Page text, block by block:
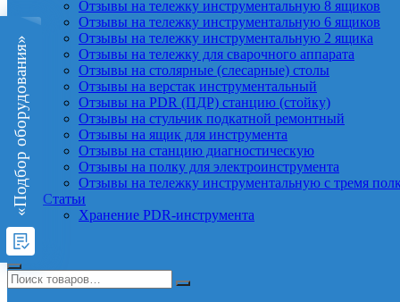
Отзывы на тележку инструментальную 8 ящиков
Отзывы на тележку инструментальную 6 ящиков
Отзывы на тележку инструментальную 2 ящика
Отзывы на тележку для сварочного аппарата
Отзывы на столярные (слесарные) столы
Отзывы на верстак инструментальный
Отзывы на PDR (ПДР) станцию (стойку)
Отзывы на стульчик подкатной ремонтный
Отзывы на ящик для инструмента
Отзывы на станцию диагностическую
Отзывы на полку для электроинструмента
Отзывы на тележку инструментальную с тремя
Статьи
Хранение PDR-инструмента
«Подбор оборудования»